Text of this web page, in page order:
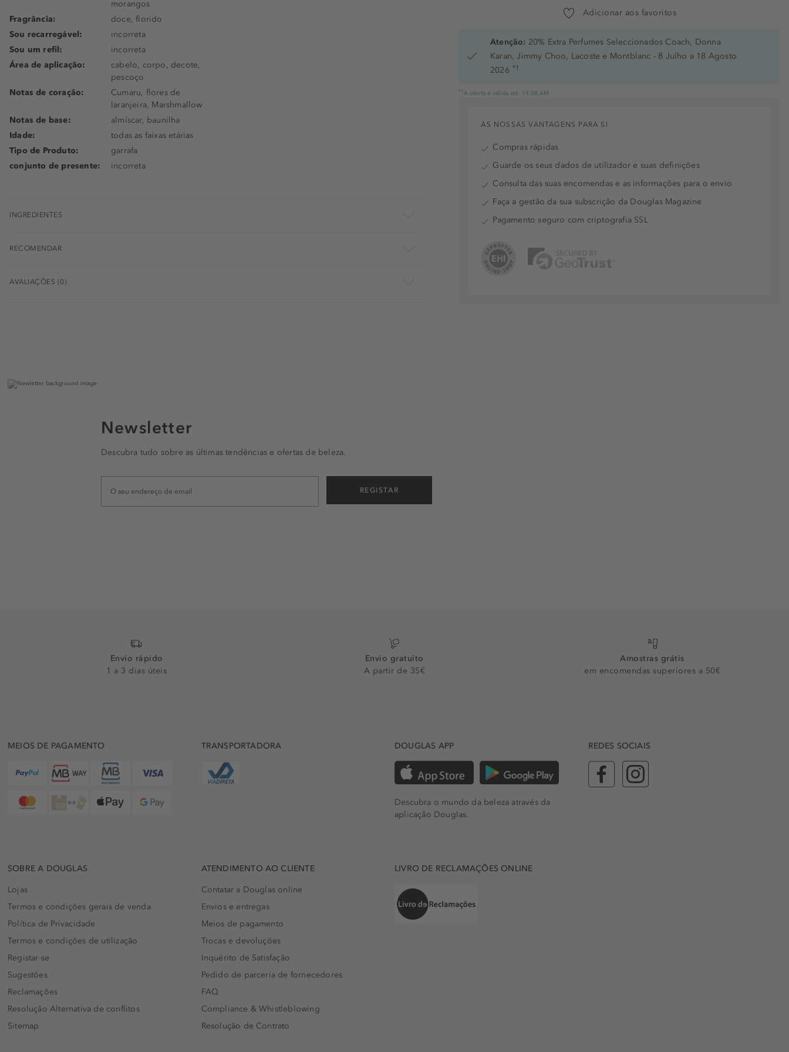
Adicionar aos favoritos
Atenção: 20% Extra Perfumes Seleccionados Coach, Donna
Karan, Jimmy Choo, Lacoste e Montblanc - 8 Julho a 18 Agosto
2026 *1
*1 A oferta é válida até: 19.08.AM
morangos
Fragrância:
doce, florido
Sou recarregável:
incorreta
Sou um refil:
incorreta
Área de aplicação:
cabelo, corpo, decote,
pescoço
Notas de coração:
Cumaru, flores de
laranjeira, Marshmallow
Notas de base:
almíscar, baunilha
Idade:
todas as faixas etárias
Tipo de Produto:
garrafa
conjunto de presente:
incorreta
INGREDIENTES
RECOMENDAR
AVALIAÇÕES (0)
AS NOSSAS VANTAGENS PARA SI
Compras rápidas
Guarde os seus dados de utilizador e suas definições
Consulta das suas encomendas e as informações para o envio
Faça a gestão da sua subscrição da Douglas Magazine
Pagamento seguro com criptografia SSL
Newsletter
Descubra tudo sobre as últimas tendências e ofertas de beleza.
REGISTAR
Envio rápido
1 a 3 dias úteis
Envio gratuito
A partir de 35€
Amostras grátis
em encomendas superiores a 50€
MEIOS DE PAGAMENTO TRANSPORTADORA DOUGLAS APP
Descubra o mundo da beleza através da
aplicação Douglas.
REDES SOCIAIS
SOBRE A DOUGLAS
Lojas
Termos e condições gerais de venda
Política de Privacidade
Termos e condições de utilização
Registar-se
Sugestões
Reclamações
Resolução Alternativa de conflitos
Sitemap
ATENDIMENTO AO CLIENTE
Contatar a Douglas online
Envios e entregas
Meios de pagamento
Trocas e devoluções
Inquérito de Satisfação
Pedido de parceria de fornecedores
FAQ
Compliance & Whistleblowing
Resolução de Contrato
LIVRO DE RECLAMAÇÕES ONLINE